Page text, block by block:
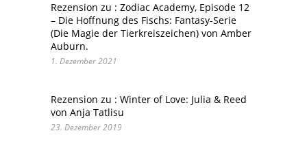
Rezension zu : Zodiac Academy, Episode 12
– Die Hoffnung des Fischs: Fantasy-Serie
(Die Magie der Tierkreiszeichen) von Amber
Auburn.
1. Dezember 2021
Rezension zu : Winter of Love: Julia & Reed
von Anja Tatlisu
23. Dezember 2019